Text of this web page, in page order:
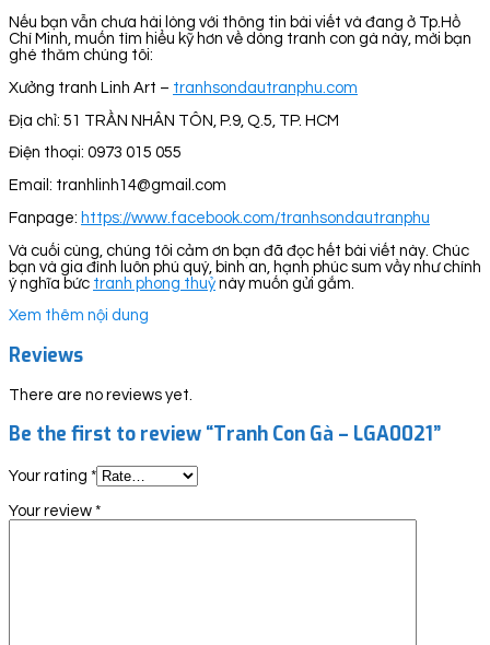
Nếu bạn vẫn chưa hài lòng với thông tin bài viết và đang ở Tp.Hồ
Chí Minh, muốn tìm hiểu kỹ hơn về dòng tranh con gà này, mời bạn
ghé thăm chúng tôi:
Xưởng tranh Linh Art – tranhsondautranphu.com
Địa chỉ: 51 TRẦN NHÂN TÔN, P.9, Q.5, TP. HCM
Điện thoại: 0973 015 055
Email: tranhlinh14@gmail.com
Fanpage: https://www.facebook.com/tranhsondautranphu
Và cuối cùng, chúng tôi cảm ơn bạn đã đọc hết bài viết này. Chúc
bạn và gia đình luôn phú quý, bình an, hạnh phúc sum vầy như chính
ý nghĩa bức tranh phong thuỷ này muốn gửi gắm.
Xem thêm nội dung
Reviews
There are no reviews yet.
Be the first to review “Tranh Con Gà – LGA0021”
Your rating *
Your review *